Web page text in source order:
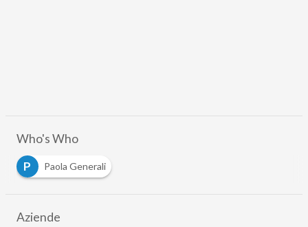
Who's Who
P
Paola Generali
Aziende